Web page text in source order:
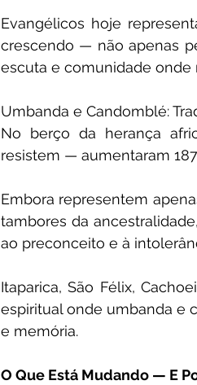
Evangélicos hoje
crescendo — não apenas
escuta e comunidade onde
Umbanda e Candomblé:
No berço da herança
resistem — aumentaram
Embora representem
tambores da
ao preconceito e à
Itaparica, São Félix,
espiritual onde umbanda e
e memória.
O Que Está Mudando — E